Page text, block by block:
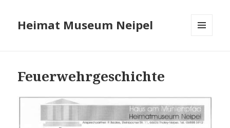
Heimat Museum Neipel
Feuerwehrgeschichte